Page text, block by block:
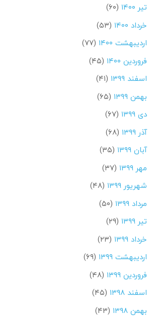
تیر ۱۴۰۰
(۶۰)
خرداد ۱۴۰۰
(۵۳)
اردیبهشت ۱۴۰۰
(۷۷)
فروردین ۱۴۰۰
(۴۵)
اسفند ۱۳۹۹
(۴۱)
بهمن ۱۳۹۹
(۶۵)
دی ۱۳۹۹
(۶۷)
آذر ۱۳۹۹
(۶۸)
آبان ۱۳۹۹
(۳۵)
مهر ۱۳۹۹
(۳۷)
شهریور ۱۳۹۹
(۴۸)
مرداد ۱۳۹۹
(۵۰)
تیر ۱۳۹۹
(۲۹)
خرداد ۱۳۹۹
(۲۳)
اردیبهشت ۱۳۹۹
(۶۹)
فروردین ۱۳۹۹
(۴۸)
اسفند ۱۳۹۸
(۴۵)
بهمن ۱۳۹۸
(۴۳)